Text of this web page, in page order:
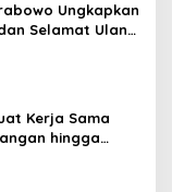
Ungkapkan
Selamat Ulang
Kerja Sama
hingga